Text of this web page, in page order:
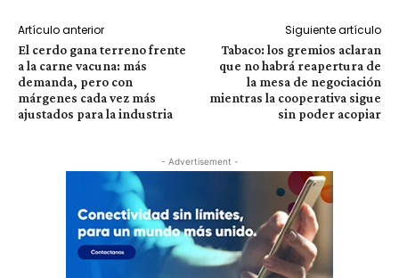
Artículo anterior
El cerdo gana terreno frente
a la carne vacuna: más
demanda, pero con
márgenes cada vez más
ajustados para la industria
Siguiente artículo
Tabaco: los gremios aclaran
que no habrá reapertura de
la mesa de negociación
mientras la cooperativa sigue
sin poder acopiar
- Advertisement -